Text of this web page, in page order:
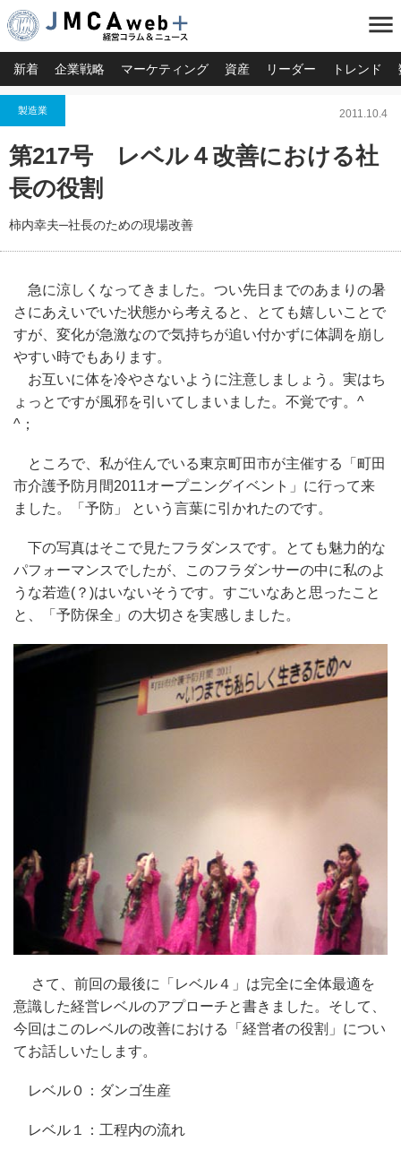
menu
新着 企業戦略 マーケティング 資産 リーダー トレンド
製造業 2011.10.4
第217号 レベル４改善における社
長の役割
柿内幸夫─社長のための現場改善
急に涼しくなってきました。つい先日までのあまりの暑
さにあえいでいた状態から考えると、とても嬉しいことで
すが、変化が急激なので気持ちが追い付かずに体調を崩し
やすい時でもあります。
お互いに体を冷やさないように注意しましょう。実はち
ょっとですが風邪を引いてしまいました。不覚です。^
^；
ところで、私が住んでいる東京町田市が主催する「町田
市介護予防月間2011オープニングイベント」に行って来
ました。「予防」 という言葉に引かれたのです。
下の写真はそこで見たフラダンスです。とても魅力的な
パフォーマンスでしたが、このフラダンサーの中に私のよ
うな若造(？)はいないそうです。すごいなあと思ったこと
と、「予防保全」の大切さを実感しました。
さて、前回の最後に「レベル４」は完全に全体最適を
意識した経営レベルのアプローチと書きました。そして、
今回はこのレベルの改善における「経営者の役割」につい
てお話しいたします。
レベル０：ダンゴ生産
レベル１：工程内の流れ